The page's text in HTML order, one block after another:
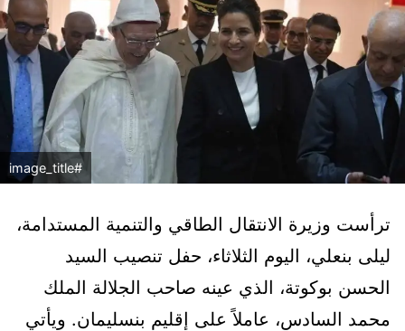
#image_title
ترأست وزيرة الانتقال الطاقي والتنمية المستدامة،
ليلى بنعلي، اليوم الثلاثاء، حفل تنصيب السيد
الحسن بوكوتة، الذي عينه صاحب الجلالة الملك
محمد السادس، عاملاً على إقليم بنسليمان. ويأتي